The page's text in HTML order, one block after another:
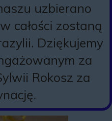
uzbierano
całości zostaną
Dziękujemy
za
Rokosz za